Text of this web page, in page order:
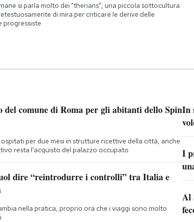
si parla molto dei "therians", una piccola sottocultura
di mira per criticare le derive delle
progressiste
del comune di Roma per gli abitanti dello Spin
per due mesi in strutture ricettive della città, anche
resta l'acquisto del palazzo occupato
dire “reintrodurre i controlli” tra Italia e
nella pratica, proprio ora che i viaggi sono molto
In
I
Al